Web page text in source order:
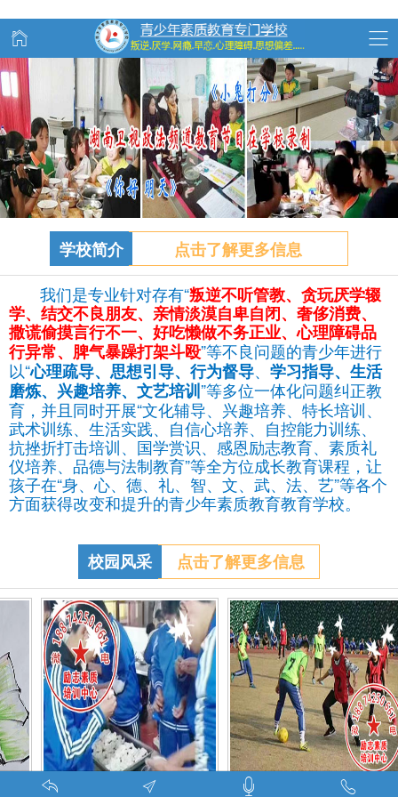
学校简介
点击了解更多信息
我们是专业针对存有“叛逆不听管教、 贪玩厌学辍
学、结交不良朋友、亲情淡漠自卑自闭、奢侈消费、
撒谎偷摸言行不一、好吃懒做不务正业、心理障碍品
行异常、脾气暴躁打架斗殴”等不良问题的青少年进行
以“心理疏导、思想引导、行为督导、 学习指导、生活
磨炼、兴趣培养、文艺培训”等多位一体化问题纠正教
育，并且同时开展“文化辅导、兴趣培养、特长培训、
武术训练、生活实践、自信心培养、自控能力训练、
抗挫折打击培训、国学赏识、感恩励志教育、素质礼
仪培养、品德与法制教育”等全方位成长教育课程，让
孩子在“身、心、德、礼、智、文、武、法、艺”等各个
方面获得改变和提升的青少年素质教育教育学校。
校园风采 点击了解更多信息